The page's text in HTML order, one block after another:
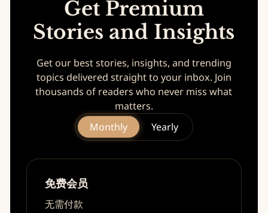
Get Premium
Stories and Insights
Get our best stories, insights, and trending
topics delivered straight to your inbox. Join
thousands of readers who never miss what
matters.
Monthly
Yearly
免费会员
无需付款